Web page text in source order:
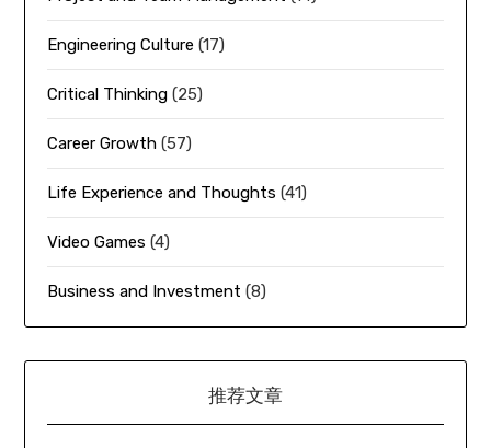
Engineering Culture (17)
Critical Thinking (25)
Career Growth (57)
Life Experience and Thoughts (41)
Video Games (4)
Business and Investment (8)
推荐文章